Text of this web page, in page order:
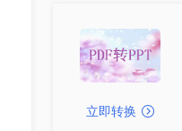
立即转换